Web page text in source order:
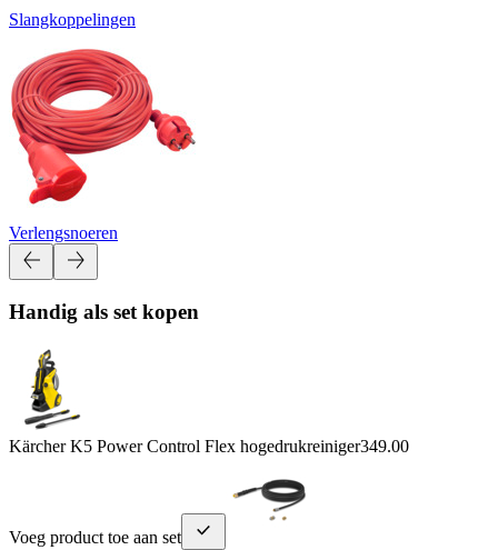
Slangkoppelingen
Verlengsnoeren
Handig als set kopen
Kärcher K5 Power Control Flex hogedrukreiniger349.00
Voeg product toe aan set